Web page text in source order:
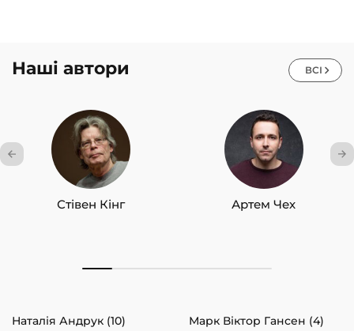
Наші автори ВСІ
Стівен Кінг Артем Чех
Наталія Андрук (10)
Марк Віктор Гансен (4)